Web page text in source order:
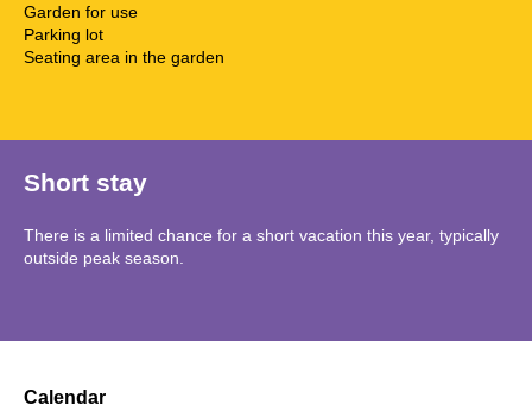
Garden for use
Parking lot
Seating area in the garden
Short stay
There is a limited chance for a short vacation this year, typically
outside peak season.
Calendar